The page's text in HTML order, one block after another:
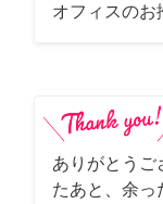
オフィスのお
ありがとうご
たあと、余っ